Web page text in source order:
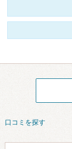
口コミを探す